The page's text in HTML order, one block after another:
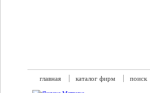
главная каталог фирм поиск